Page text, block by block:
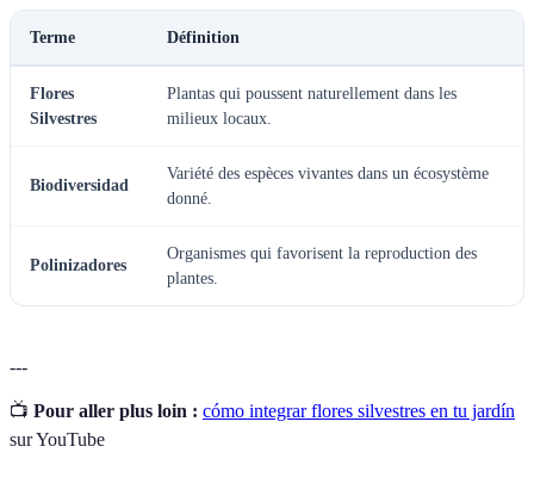
Terme Définition
Flores
Silvestres
Plantas qui poussent naturellement dans les
milieux locaux.
Biodiversidad
Variété des espèces vivantes dans un écosystème
donné.
Polinizadores
Organismes qui favorisent la reproduction des
plantes.
---
📺 Pour aller plus loin : cómo integrar flores silvestres en tu jardín
sur YouTube